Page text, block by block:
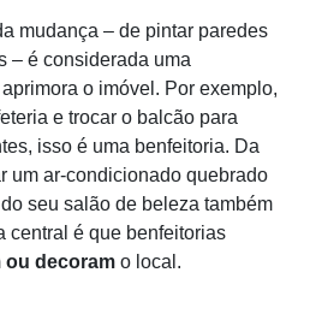
mudança – de pintar paredes
– é considerada uma
o imóvel. Por exemplo,
e trocar o balcão para
isso é uma benfeitoria. Da
um ar-condicionado quebrado
seu salão de beleza também
central é que benfeitorias
ou decoram o local.